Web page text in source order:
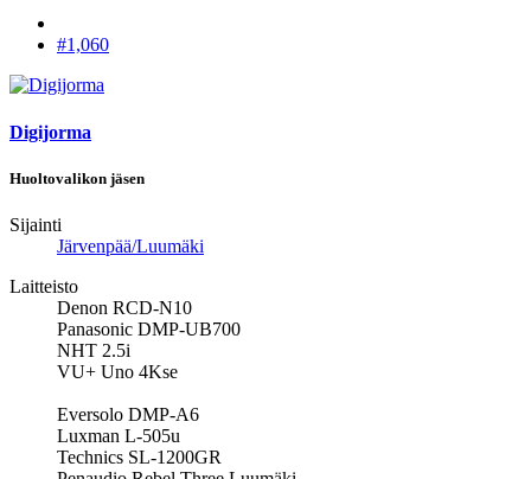
#1,060
Digijorma
Huoltovalikon jäsen
Sijainti
Järvenpää/Luumäki
Laitteisto
Denon RCD-N10
Panasonic DMP-UB700
NHT 2.5i
VU+ Uno 4Kse
Eversolo DMP-A6
Luxman L-505u
Technics SL-1200GR